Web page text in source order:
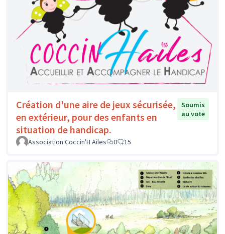
Création d'une aire de jeux sécurisée,
en extérieur, pour des enfants en
situation de handicap.
Soumis
au vote
Association Coccin'H Ailes 0 15